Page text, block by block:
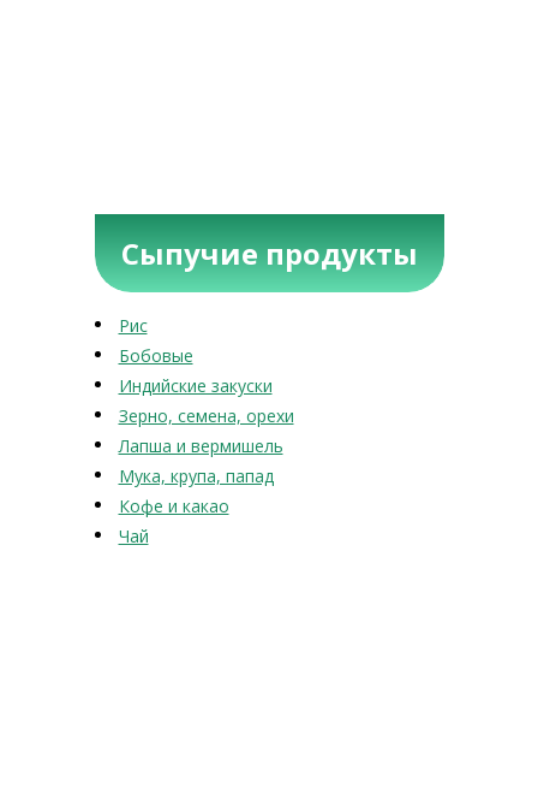
Сыпучие продукты
Рис
Бобовые
Индийские закуски
Зерно, семена, орехи
Лапша и вермишель
Мука, крупа, папад
Кофе и какао
Чай